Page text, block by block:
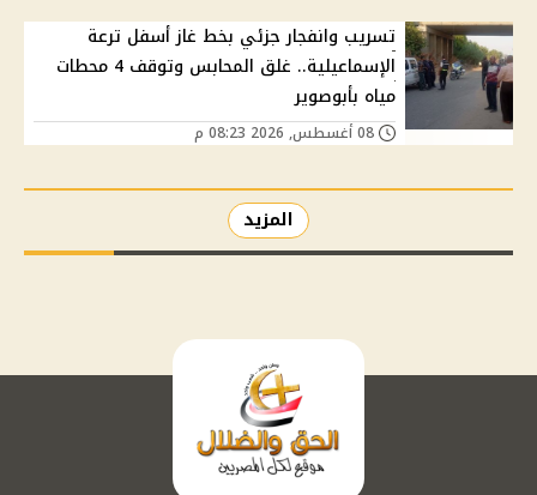
تسريب وانفجار جزئي بخط غاز أسفل ترعة
الإسماعيلية.. غلق المحابس وتوقف 4 محطات
مياه بأبوصوير
المزيد